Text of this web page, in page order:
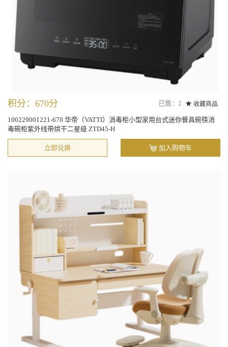
已售：2 收藏商品
积分：670分
100229001221-670 华帝（VATTI）消毒柜小型家用台式迷你餐具碗筷消
毒碗柜紫外线带烘干二星级 ZTD45-H
立即兑换 加入购物车